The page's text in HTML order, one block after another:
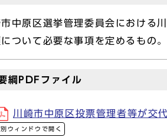
市中原区選挙管理委員会における
ついて必要な事項を定めるもの。
綱PDFファイル
川崎市中原区投票管理者等が交
別ウィンドウで開く